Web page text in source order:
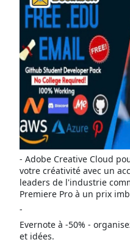
- Adobe Creative Cloud
votre créativité avec un
leaders de l'industrie
Premiere Pro à un prix
-
Evernote à -50% -
et idées.